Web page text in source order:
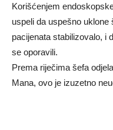
Korišćenjem
uspeli da uspešno
pacijenata stabilizovalo, i
se oporavili.
Prema riječima šefa
Mana, ovo je izuzetno